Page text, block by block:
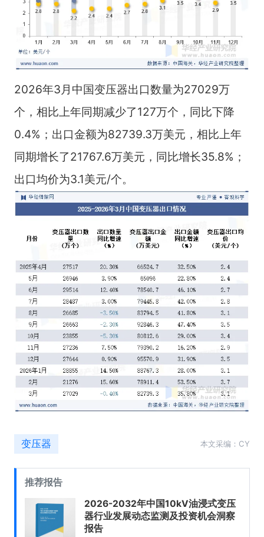
2026年3月中国变压器出口数量为27029万
个，相比上年同期减少了127万个，同比下降
0.4%；出口金额为82739.3万美元，相比上年
同期增长了21767.6万美元，同比增长35.8%；
出口均价为3.1美元/个。
变压器 本文采编：CY
推荐报告
2026-2032年中国10kV油浸式变压
器行业发展动态监测及投资机会洞察
报告